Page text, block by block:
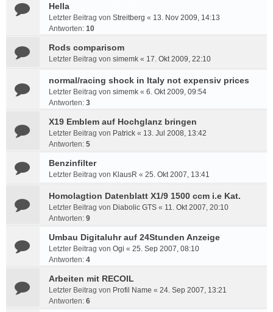
Hella
Letzter Beitrag von Streitberg « 13. Nov 2009, 14:13
Antworten: 10
Rods comparisom
Letzter Beitrag von simemk « 17. Okt 2009, 22:10
normal/racing shock in Italy not expensiv prices
Letzter Beitrag von simemk « 6. Okt 2009, 09:54
Antworten: 3
X19 Emblem auf Hochglanz bringen
Letzter Beitrag von Patrick « 13. Jul 2008, 13:42
Antworten: 5
Benzinfilter
Letzter Beitrag von KlausR « 25. Okt 2007, 13:41
Homolagtion Datenblatt X1/9 1500 ccm i.e Kat.
Letzter Beitrag von Diabolic GTS « 11. Okt 2007, 20:10
Antworten: 9
Umbau Digitaluhr auf 24Stunden Anzeige
Letzter Beitrag von Ogi « 25. Sep 2007, 08:10
Antworten: 4
Arbeiten mit RECOIL
Letzter Beitrag von Profil Name « 24. Sep 2007, 13:21
Antworten: 6